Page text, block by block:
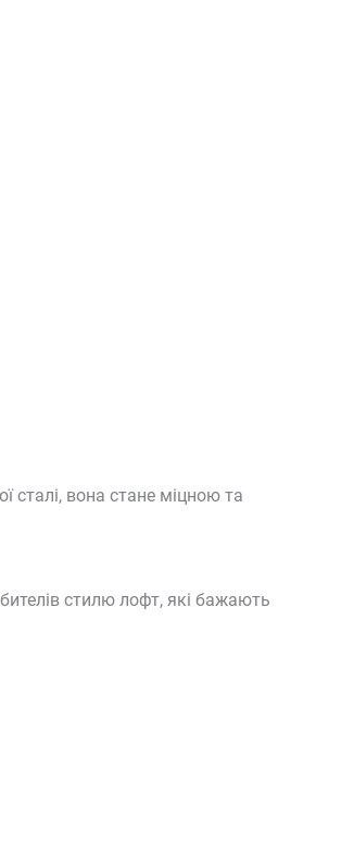
сталі, вона стане міцною та
стилю лофт, які бажають